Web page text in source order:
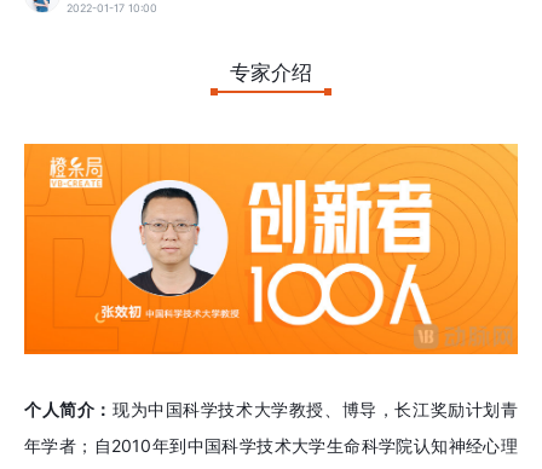
2022-01-17 10:00
专家介绍
个人简介： 现为中国科学技术大学教授、博导，长江奖励计划青
年学者；自2010年到中国科学技术大学生命科学院认知神经心理